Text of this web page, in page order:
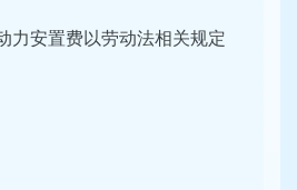
力安置费以劳动法相关规定